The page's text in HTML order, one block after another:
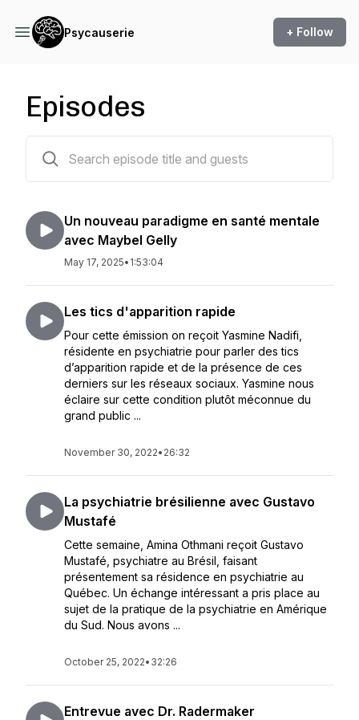
Psycauserie + Follow
Episodes
Un nouveau paradigme en santé mentale
avec Maybel Gelly
May 17, 2025• 1:53:04
Les tics d'apparition rapide
Pour cette émission on reçoit Yasmine Nadifi,
résidente en psychiatrie pour parler des tics
d’apparition rapide et de la présence de ces
derniers sur les réseaux sociaux. Yasmine nous
éclaire sur cette condition plutôt méconnue du
grand public ...
November 30, 2022• 26:32
La psychiatrie brésilienne avec Gustavo
Mustafé
Cette semaine, Amina Othmani reçoit Gustavo
Mustafé, psychiatre au Brésil, faisant
présentement sa résidence en psychiatrie au
Québec. Un échange intéressant a pris place au
sujet de la pratique de la psychiatrie en Amérique
du Sud. Nous avons ...
October 25, 2022• 32:26
Entrevue avec Dr. Radermaker